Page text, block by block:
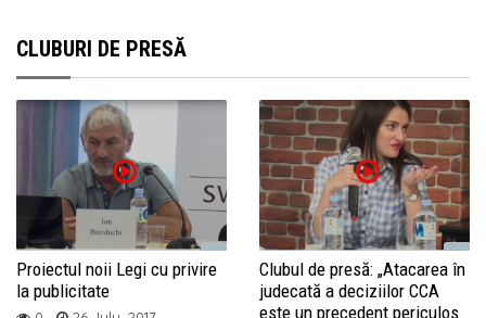
CLUBURI DE PRESĂ
Proiectul noii Legi cu privire
la publicitate
Clubul de presă: „Atacarea în
judecată a deciziilor CCA
este un precedent periculos